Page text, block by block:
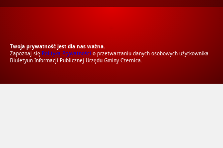
Twoja prywatność jest dla nas ważna.
Zapoznaj się Polityką Prywatności o przetwarzaniu danych osobowych użytkownika
Biuletyun Informacji Publicznej Urzędu Gminy Czernica.